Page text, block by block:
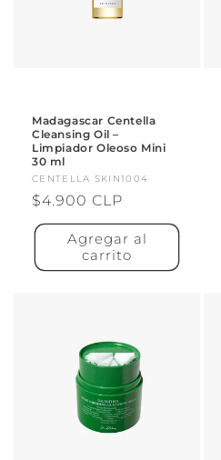
Madagascar Centella
Cleansing Oil –
Limpiador Oleoso Mini
30 ml
Proveedor:
CENTELLA SKIN1004
Precio
habitual
$4.900 CLP
Agregar al
carrito